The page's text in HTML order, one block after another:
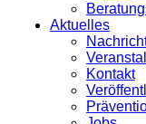
Aktuelles
Kontakt